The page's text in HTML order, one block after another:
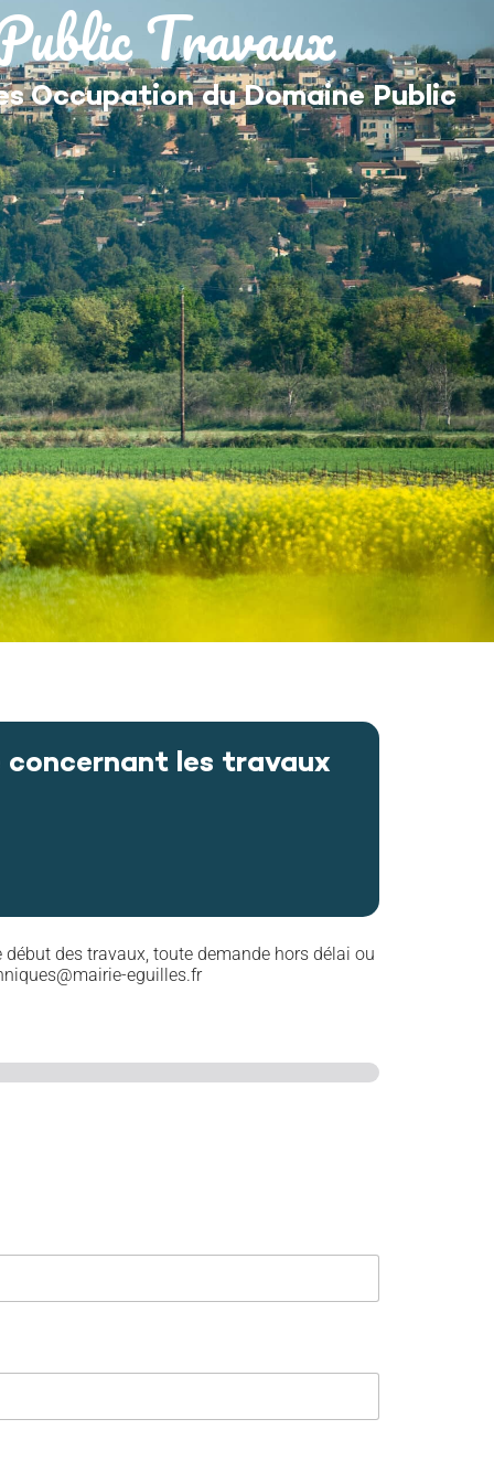
MES DÉMARCHESTravaux
Occupation du Domaine Public
concernant les travaux
des travaux, toute demande hors délai ou
eguilles.fr